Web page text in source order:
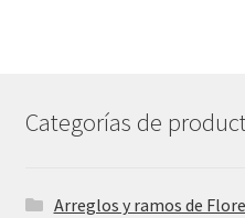
Categorías de
Arreglos y ramos de